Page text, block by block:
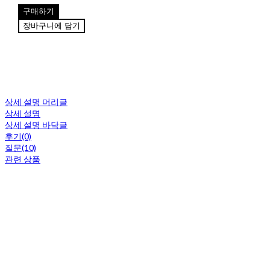
구매하기
장바구니에 담기
상세 설명 머리글
상세 설명
상세 설명 바닥글
후기(0)
질문(10)
관련 상품